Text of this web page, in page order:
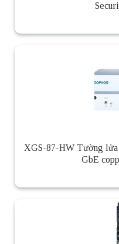
XGS-87-HW Tường lửa
GbE